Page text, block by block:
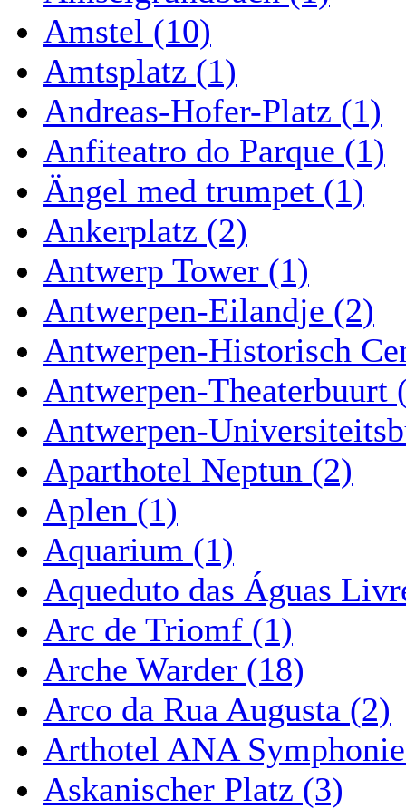
Amstel (10)
Amtsplatz (1)
Andreas-Hofer-Platz (1)
Anfiteatro do Parque (1)
Ängel med trumpet (1)
Ankerplatz (2)
Antwerp Tower (1)
Antwerpen-Eilandje (2)
Antwerpen-Historisch
Antwerpen-Theaterbuurt
Antwerpen-
Aparthotel Neptun (2)
Aplen (1)
Aquarium (1)
Aqueduto das Águas
Arc de Triomf (1)
Arche Warder (18)
Arco da Rua Augusta (2)
Arthotel ANA
Askanischer Platz (3)